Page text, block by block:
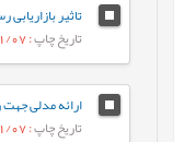
تاریخ چاپ: 1403/11/07
تاریخ چاپ: 1403/11/07